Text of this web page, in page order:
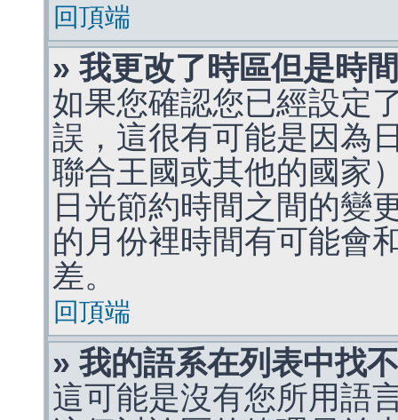
回頂端
» 我更改了時區但是時
如果您確認您已經設定
誤，這很有可能是因為
聯合王國或其他的國家
日光節約時間之間的變
的月份裡時間有可能會
差。
回頂端
» 我的語系在列表中找
這可能是沒有您所用語